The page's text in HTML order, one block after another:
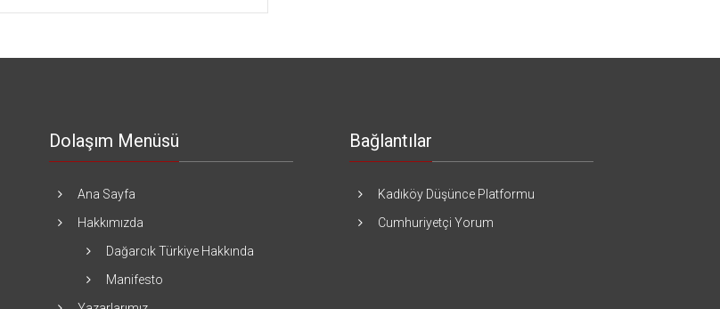
Dolaşım Menüsü
Ana Sayfa
Hakkımızda
Dağarcık Türkiye Hakkında
Manifesto
Bağlantılar
Kadıköy Düşünce Platformu
Cumhuriyetçi Yorum